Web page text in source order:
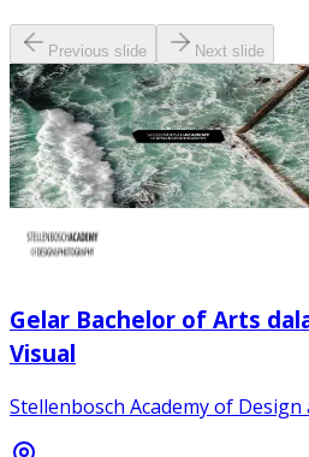
Previous slide Next slide
Gelar Bachelor of Arts
Visual
Stellenbosch Academy of